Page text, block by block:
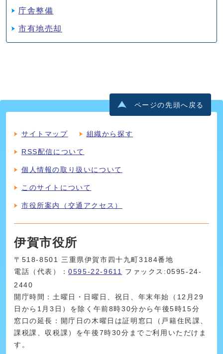
庁舎整備
市有地売却
ページの先頭へ戻る
サイトマップ 組織から探す
RSS配信について
個人情報の取り扱いについて
このサイトについて
市役所案内（交通アクセス）
伊賀市役所
〒518-8501 三重県伊賀市四十九町3184番地
電話（代表）：0595-22-9611
ファックス:0595-24-
2440
開庁時間：土曜日・日曜日、祝日、年末年始（12月29
日から1月3日）を除く午前8時30分から午後5時15分
窓口の延長：開庁日の木曜日は証明窓口（戸籍住民課、
課税課、収税課）を午後7時30分までご利用いただけま
す。